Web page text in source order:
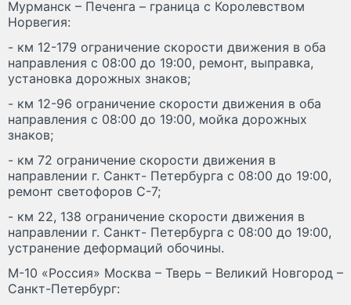
Мурманск – Печенга – граница с Королевством
Норвегия:
- км 12-179 ограничение скорости движения в оба
направления с 08:00 до 19:00, ремонт, выправка,
установка дорожных знаков;
- км 12-96 ограничение скорости движения в оба
направления с 08:00 до 19:00, мойка дорожных
знаков;
- км 72 ограничение скорости движения в
направлении г. Санкт- Петербурга с 08:00 до 19:00,
ремонт светофоров С-7;
- км 22, 138 ограничение скорости движения в
направлении г. Санкт- Петербурга с 08:00 до 19:00,
устранение деформаций обочины.
М-10 «Россия» Москва – Тверь – Великий Новгород –
Санкт-Петербург: